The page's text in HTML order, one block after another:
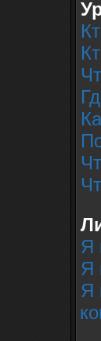
Я
Я
Я